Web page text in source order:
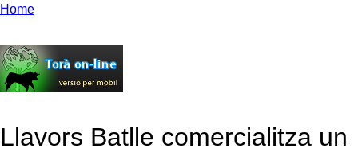
Home
Llavors Batlle comercialitza un